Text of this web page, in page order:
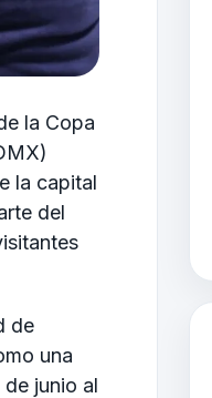
la Copa
la capital
del
de
una
junio al